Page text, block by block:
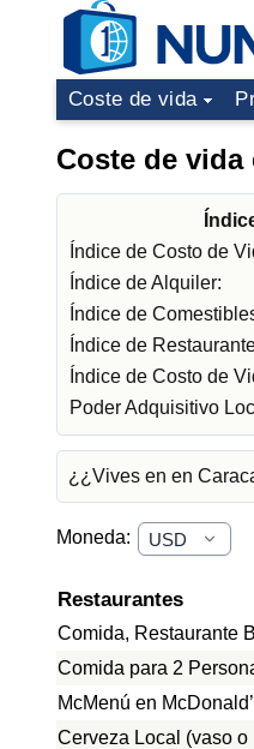
Coste de vida
Coste de vida
Índice de Costo de
Índice de Alquiler:
Índice de
Índice de
Índice de Costo de
Poder Adquisitivo
¿¿Vives en en
Moneda:
Restaurantes
Comida, Restaurante
Comida para 2
McMenú en
Cerveza Local (vaso o